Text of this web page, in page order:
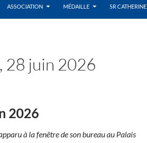
ASSOCIATION MÉDAILLE SR CATHERINE
28 juin 2026
2026
à la fenêtre de son bureau au Palais